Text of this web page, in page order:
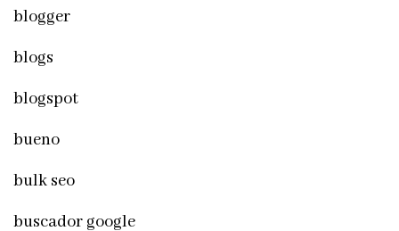
blogger
blogs
blogspot
bueno
bulk seo
buscador google